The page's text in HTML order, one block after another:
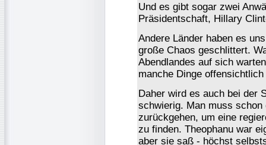
Und es gibt sogar zwei
Präsidentschaft, Hillary
Andere Länder haben es
große Chaos geschlittert.
Abendlandes auf sich
manche Dinge offensichtlich
Daher wird es auch bei der
schwierig. Man muss schon
zurückgehen, um eine
zu finden. Theophanu war
aber sie saß - höchst